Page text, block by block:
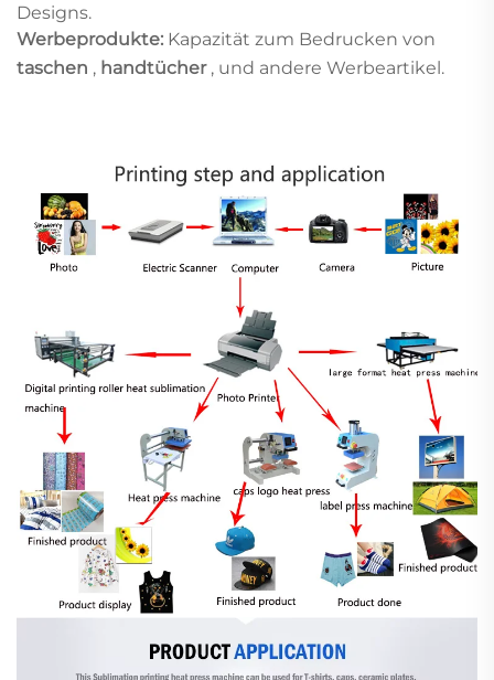
Designs.
Werbeprodukte: Kapazität zum Bedrucken von
taschen , handtücher , und andere Werbeartikel.